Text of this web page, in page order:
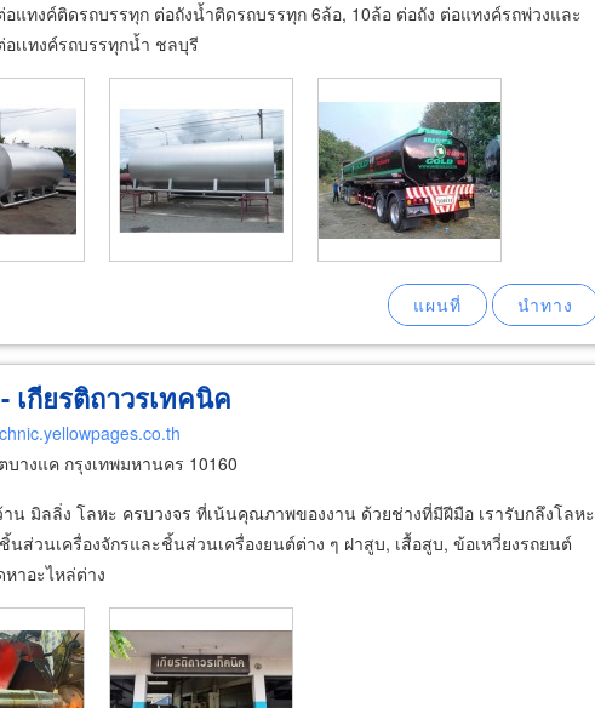
แทงค์ติดรถบรรทุก ต่อถังน้ำติดรถบรรทุก 6ล้อ, 10ล้อ ต่อถัง ต่อแทงค์รถพ่วงและ
เเทงค์รถบรรทุกน้ำ ชลบุรี
เกียรติถาวรเทคนิค
บางแค กรุงเทพมหานคร 10160
าน มิลลิ่ง โลหะ ครบวงจร ที่เน้นคุณภาพของงาน ด้วยช่างที่มีฝีมือ เรารับกลึงโลหะ
ส่วนเครื่องจักรและชิ้นส่วนเครื่องยนต์ต่าง ๆ ฝาสูบ, เสื้อสูบ, ข้อเหวี่ยงรถยนต์
หาอะไหล่ต่าง